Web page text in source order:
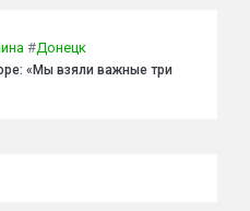
#Донецк
«Мы взяли важные три